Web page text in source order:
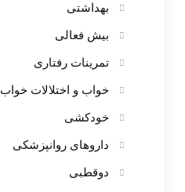
بهداشتی
بیش فعالی
تمرینات رفتاری
خواب و اختلالات خواب
خودکشی
داروهای روانپزشکی
دوقطبی